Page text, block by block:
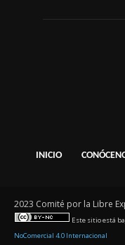
INICIO
2023 Comité por la Libre
Este sitio está
NoComercial 4.0 Internacional